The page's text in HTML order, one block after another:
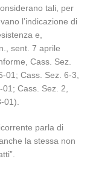
tali, per
l’indicazione di
e,
sent. 7 aprile
Cass. Sez.
01; Cass. Sez. 6-3,
Cass. Sez. 2,
parla di
la stessa non